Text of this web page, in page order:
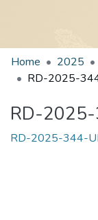
Home 2025
RD-
RD-2025-344-